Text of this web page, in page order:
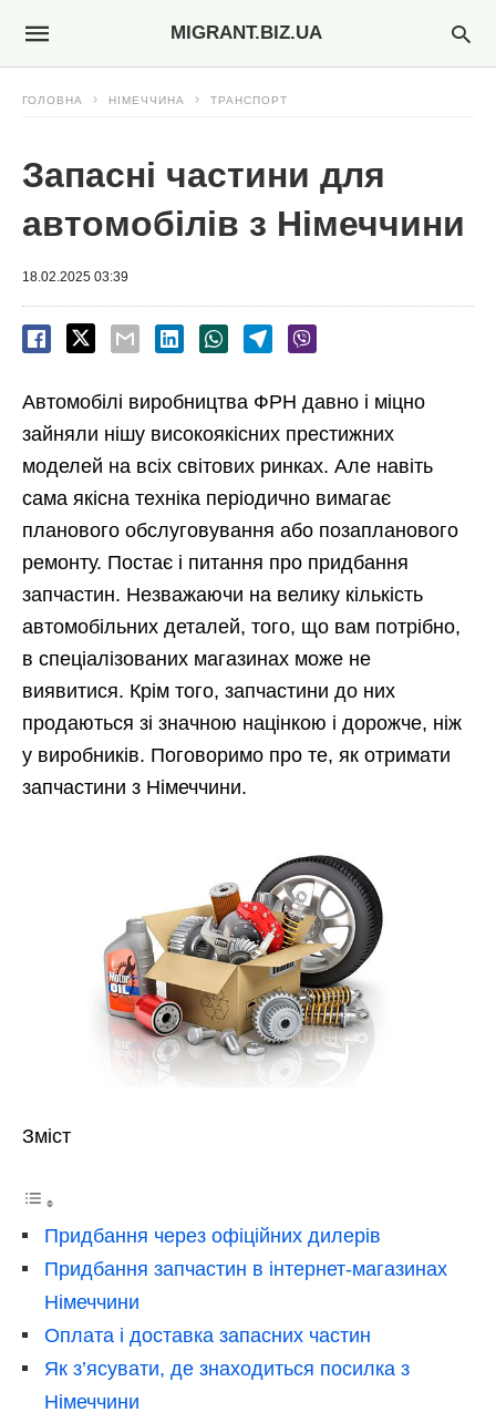
MIGRANT.BIZ.UA
ГОЛОВНА НІМЕЧЧИНА ТРАНСПОРТ
Запасні частини для
автомобілів з Німеччини
18.02.2025 03:39
Автомобілі виробництва ФРН давно і міцно
зайняли нішу високоякісних престижних
моделей на всіх світових ринках. Але навіть
сама якісна техніка періодично вимагає
планового обслуговування або позапланового
ремонту. Постає і питання про придбання
запчастин. Незважаючи на велику кількість
автомобільних деталей, того, що вам потрібно,
в спеціалізованих магазинах може не
виявитися. Крім того, запчастини до них
продаються зі значною націнкою і дорожче, ніж
у виробників. Поговоримо про те, як отримати
запчастини з Німеччини.
Зміст
Придбання через офіційних дилерів
Придбання запчастин в інтернет-магазинах
Німеччини
Оплата і доставка запасних частин
Як з’ясувати, де знаходиться посилка з
Німеччини